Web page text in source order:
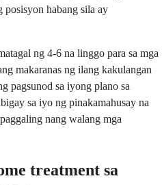
posisyon habang sila ay
ng 4-6 na linggo para sa mga
makaranas ng ilang kakulangan
pagsunod sa iyong plano sa
sa iyo ng pinakamahusay na
nang walang mga
treatment sa